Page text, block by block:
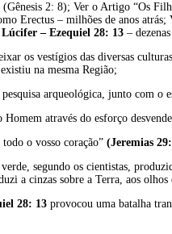
(Gênesis 2: 8); Ver o Artigo “Os
Erectus – milhões de anos
Lúcifer – Ezequiel 28: 13 –
os vestígios das diversas
existiu na mesma Região;
arqueológica, junto com
Homem através do esforço
o vosso coração” (Jeremias
segundo os cientistas,
a cinzas sobre a Terra, aos olhos
28: 13 provocou uma batalha